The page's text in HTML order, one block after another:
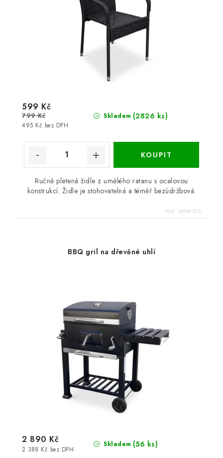
Skladem (2826 ks)
495 Kč bez DPH
599 Kč
799 Kč
Ručně pletená židle z umělého ratanu s ocelovou
konstrukcí. Židle je stohovatelná a téměř bezúdržbová.
Kód: 345663KD
BBQ gril na dřevěné uhlí
Skladem (56 ks)
2 388 Kč bez DPH
2 890 Kč